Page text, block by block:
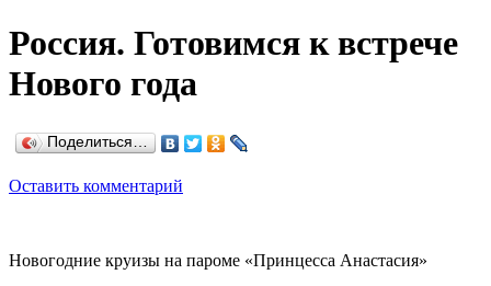
Россия. Готовимся к встрече
Нового года
Поделиться…
Оставить комментарий
Новогодние круизы на пароме «Принцесса Анастасия»